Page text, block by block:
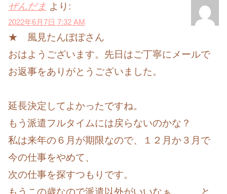
ぜんだま より:
2022年6月7日 7:32 AM
★ 風見たんぽぽさん
おはようございます。先日はご丁寧にメールで
お返事をありがとうございました。
延長決定してよかったですね。
もう派遣フルタイムには戻らないのかな？
私は来年の６月が期限なので、１２月か３月で
今の仕事をやめて、
次の仕事を探すつもりです。
もうこの歳なので派遣以外がいいなぁ、、、と